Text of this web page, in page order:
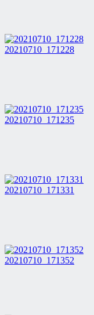
20210710_171228
20210710_171235
20210710_171331
20210710_171352